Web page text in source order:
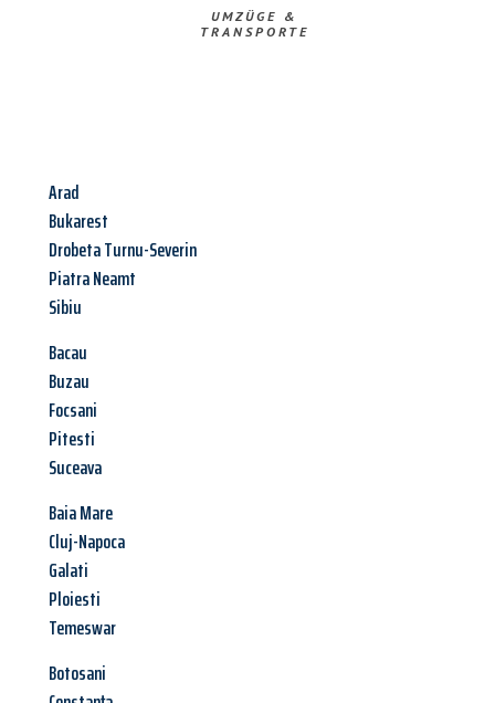
UMZÜGE &
TRANSPORTE
Arad
Bukarest
Drobeta Turnu-Severin
Piatra Neamt
Sibiu
Bacau
Buzau
Focsani
Pitesti
Suceava
Baia Mare
Cluj-Napoca
Galati
Ploiesti
Temeswar
Botosani